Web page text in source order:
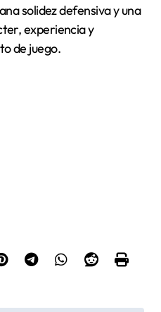
solidez defensiva y una
experiencia y
de juego.